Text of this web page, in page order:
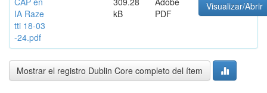
IA Raze
tti 18-03
-24.pdf
kB
PDF
Visualizar/Abrir
Mostrar el registro Dublin Core completo del ítem